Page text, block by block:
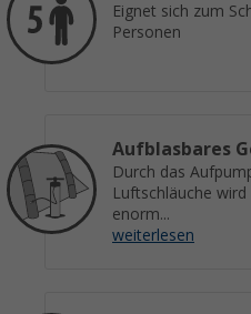
Eignet sich zum
Personen
Aufblasbares
Durch das
Luftschläuche
enorm...
weiterlesen